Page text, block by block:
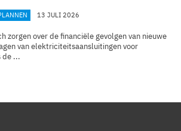
13 JULI 2026
zorgen over de financiële gevolgen van nieuwe
van elektriciteitsaansluitingen voor
de ...